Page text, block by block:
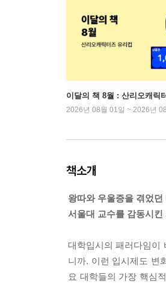
이달의 책 8월 : 산리오캐릭
2026년 08월 01일 ~ 2026년
책소개
왕따와 우울증을 겪었
서울대 교수를 감동시
대학입시의 패러다임이
니까. 이런 입시제도 변
요 대학들의 가장 핵심